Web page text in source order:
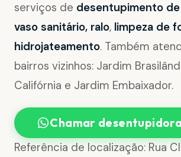
serviços de desentupimento
vaso sanitário, ralo, limpeza de
hidrojateamento. Também
bairros vizinhos: Jardim
Califórnia e Jardim Embaixador.
Chamar
Referência de localização: Rua